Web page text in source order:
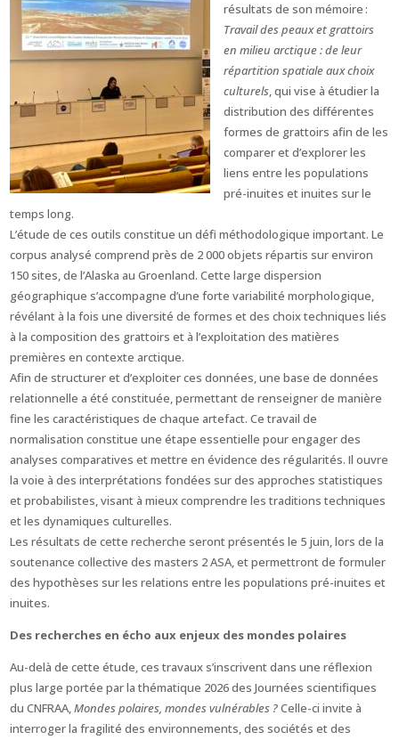
résultats de son mémoire :
Travail des peaux et grattoirs
en milieu arctique : de leur
répartition spatiale aux choix
culturels, qui vise à étudier la
distribution des différentes
formes de grattoirs afin de les
comparer et d’explorer les
liens entre les populations
pré-inuites et inuites sur le
temps long.
L’étude de ces outils constitue un défi méthodologique important. Le
corpus analysé comprend près de 2 000 objets répartis sur environ
150 sites, de l’Alaska au Groenland. Cette large dispersion
géographique s’accompagne d’une forte variabilité morphologique,
révélant à la fois une diversité de formes et des choix techniques liés
à la composition des grattoirs et à l’exploitation des matières
premières en contexte arctique.
Afin de structurer et d’exploiter ces données, une base de données
relationnelle a été constituée, permettant de renseigner de manière
fine les caractéristiques de chaque artefact. Ce travail de
normalisation constitue une étape essentielle pour engager des
analyses comparatives et mettre en évidence des régularités. Il ouvre
la voie à des interprétations fondées sur des approches statistiques
et probabilistes, visant à mieux comprendre les traditions techniques
et les dynamiques culturelles.
Les résultats de cette recherche seront présentés le 5 juin, lors de la
soutenance collective des masters 2 ASA, et permettront de formuler
des hypothèses sur les relations entre les populations pré-inuites et
inuites.
Des recherches en écho aux enjeux des mondes polaires
Au-delà de cette étude, ces travaux s’inscrivent dans une réflexion
plus large portée par la thématique 2026 des Journées scientifiques
du CNFRAA,Mondes polaires, mondes vulnérables ?Celle-ci invite à
interroger la fragilité des environnements, des sociétés et des